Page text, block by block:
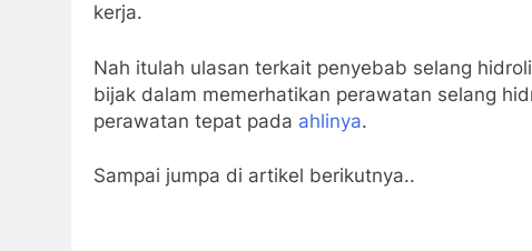
kerja.
Nah itulah ulasan terkait penyebab selang
bijak dalam memerhatikan perawatan selang
perawatan tepat pada ahlinya.
Sampai jumpa di artikel berikutnya..